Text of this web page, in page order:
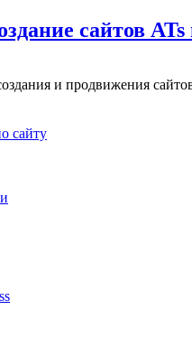
сайтов
и продвижения
сайту